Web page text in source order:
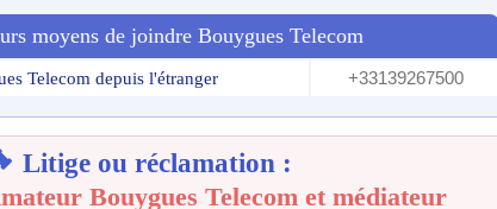
moyens de joindre Bouygues Telecom
Telecom depuis l'étranger +33139267500
Litige ou réclamation :
Bouygues Telecom et médiateur